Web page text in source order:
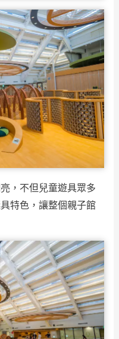
，不但兒童遊具眾多
特色，讓整個親子館